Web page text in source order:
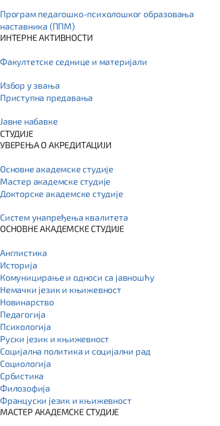
Програм пeдагошко-психолошког образовања
наставника (ППМ)
ИНТЕРНЕ АКТИВНОСТИ
Факултетске седнице и материјали
Избор у звања
Приступна предавања
Јавне набавке
СТУДИЈЕ
УВЕРЕЊА О АКРЕДИТАЦИЈИ
Основне академске студије
Мастер академске студије
Докторске академске студије
Систем унапређења квалитета
ОСНОВНЕ АКАДЕМСКЕ СТУДИЈЕ
Англистика
Историја
Комуницирање и односи са јавношћу
Немачки језик и књижевност
Новинарство
Педагогија
Психологија
Руски језик и књижевност
Социјална политика и социјални рад
Социологија
Србистика
Филозофија
Француски језик и књижевност
МАСТЕР АКАДЕМСКЕ СТУДИЈЕ